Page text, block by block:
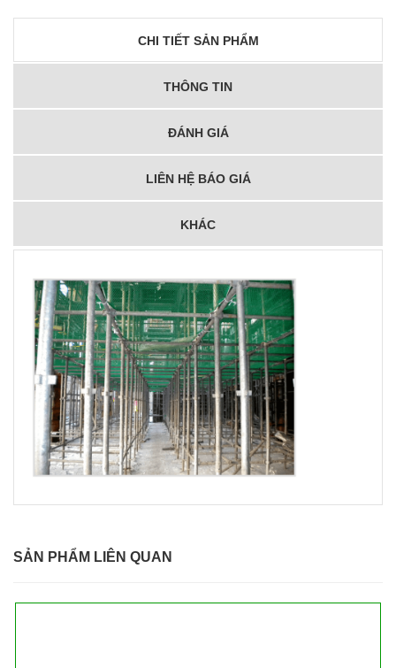
CHI TIẾT SẢN PHẨM
THÔNG TIN
ĐÁNH GIÁ
LIÊN HỆ BÁO GIÁ
KHÁC
SẢN PHẨM LIÊN QUAN